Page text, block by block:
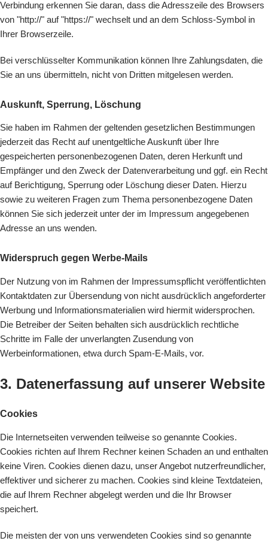
Verbindung erkennen Sie daran, dass die Adresszeile des Browsers
von "http://" auf "https://" wechselt und an dem Schloss-Symbol in
Ihrer Browserzeile.
Bei verschlüsselter Kommunikation können Ihre Zahlungsdaten, die
Sie an uns übermitteln, nicht von Dritten mitgelesen werden.
Auskunft, Sperrung, Löschung
Sie haben im Rahmen der geltenden gesetzlichen Bestimmungen
jederzeit das Recht auf unentgeltliche Auskunft über Ihre
gespeicherten personenbezogenen Daten, deren Herkunft und
Empfänger und den Zweck der Datenverarbeitung und ggf. ein Recht
auf Berichtigung, Sperrung oder Löschung dieser Daten. Hierzu
sowie zu weiteren Fragen zum Thema personenbezogene Daten
können Sie sich jederzeit unter der im Impressum angegebenen
Adresse an uns wenden.
Widerspruch gegen Werbe-Mails
Der Nutzung von im Rahmen der Impressumspflicht veröffentlichten
Kontaktdaten zur Übersendung von nicht ausdrücklich angeforderter
Werbung und Informationsmaterialien wird hiermit widersprochen.
Die Betreiber der Seiten behalten sich ausdrücklich rechtliche
Schritte im Falle der unverlangten Zusendung von
Werbeinformationen, etwa durch Spam-E-Mails, vor.
3. Datenerfassung auf unserer Website
Cookies
Die Internetseiten verwenden teilweise so genannte Cookies.
Cookies richten auf Ihrem Rechner keinen Schaden an und enthalten
keine Viren. Cookies dienen dazu, unser Angebot nutzerfreundlicher,
effektiver und sicherer zu machen. Cookies sind kleine Textdateien,
die auf Ihrem Rechner abgelegt werden und die Ihr Browser
speichert.
Die meisten der von uns verwendeten Cookies sind so genannte